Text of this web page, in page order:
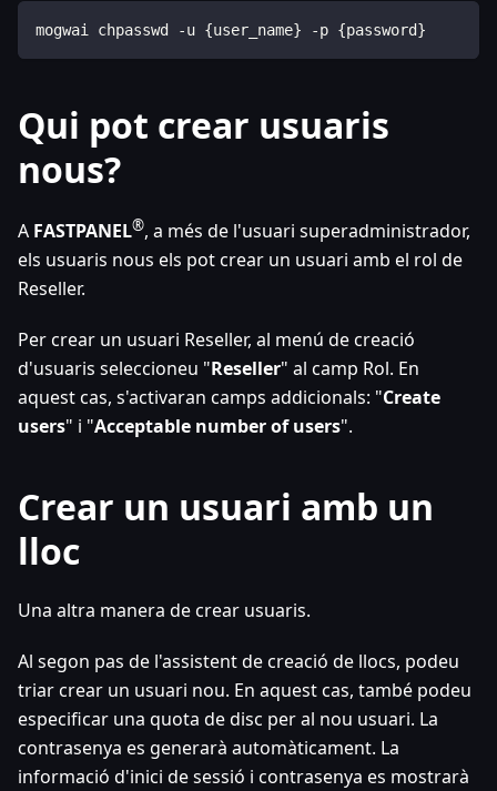
mogwai chpasswd -u {user_name} -p {password}
Qui pot crear usuaris
nous?
A FASTPANEL®, a més de l'usuari superadministrador,
els usuaris nous els pot crear un usuari amb el rol de
Reseller.
Per crear un usuari Reseller, al menú de creació
d'usuaris seleccioneu "Reseller" al camp Rol. En
aquest cas, s'activaran camps addicionals: "Create
users" i "Acceptable number of users".
Crear un usuari amb un
lloc
Una altra manera de crear usuaris.
Al segon pas de l'assistent de creació de llocs, podeu
triar crear un usuari nou. En aquest cas, també podeu
especificar una quota de disc per al nou usuari. La
contrasenya es generarà automàticament. La
informació d'inici de sessió i contrasenya es mostrarà